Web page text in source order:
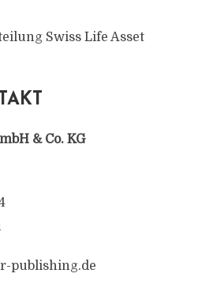
Swiss Life Asset
& Co. KG
publishing.de